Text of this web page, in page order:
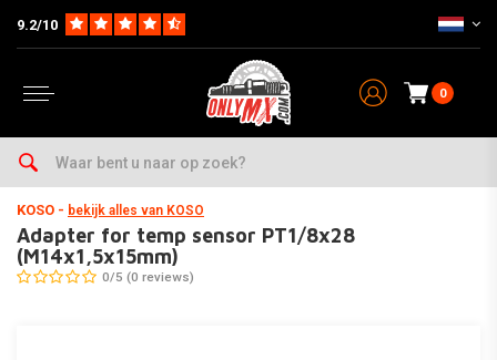
9.2/10
0
Home Tellers
KOSO - bekijk alles van KOSO
Adapter for temp sensor PT1/8x28
(M14x1,5x15mm)
0/5 (0 reviews)